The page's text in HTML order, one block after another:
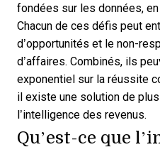
fondées sur les données,
Chacun de ces défis peut
d’opportunités et le non-
d’affaires. Combinés, ils
exponentiel sur la réussite
il existe une solution de
l’intelligence des revenus.
Qu’est-ce que